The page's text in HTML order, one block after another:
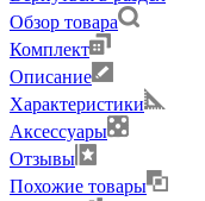
Обзор товара
Комплект
Описание
Характеристики
Аксессуары
Отзывы
Похожие товары